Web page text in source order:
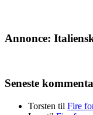
Annonce:
Seneste
Torsten til Fire